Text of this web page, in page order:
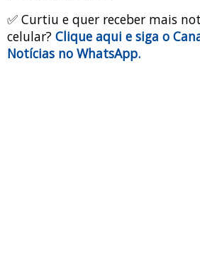
✅ Curtiu e quer receber mais
celular? Clique aqui e siga o
Notícias no WhatsApp.